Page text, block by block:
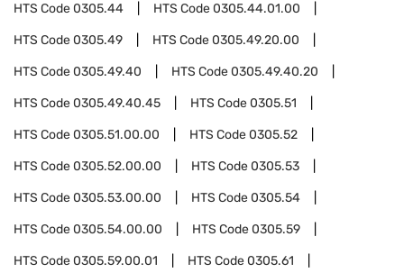
HTS Code0305.44 HTS Code0305.44.01.00
HTS Code0305.49 HTS Code0305.49.20.00
HTS Code0305.49.40 HTS Code0305.49.40.20
HTS Code0305.49.40.45 HTS Code0305.51
HTS Code0305.51.00.00 HTS Code0305.52
HTS Code0305.52.00.00 HTS Code0305.53
HTS Code0305.53.00.00 HTS Code0305.54
HTS Code0305.54.00.00 HTS Code0305.59
HTS Code0305.59.00.01 HTS Code0305.61